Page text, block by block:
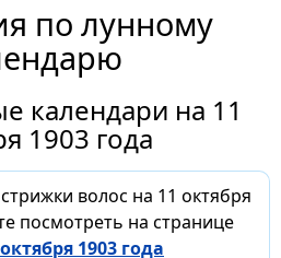
по лунному
календари на 11
1903 года
волос на 11 октября
посмотреть на странице
1903 года